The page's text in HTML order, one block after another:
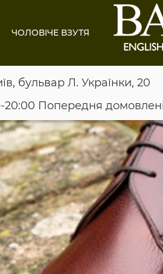
ЧОЛОВІЧЕ ВЗУТЯ
бульвар Л. Українки, 20
20:00 Попередня